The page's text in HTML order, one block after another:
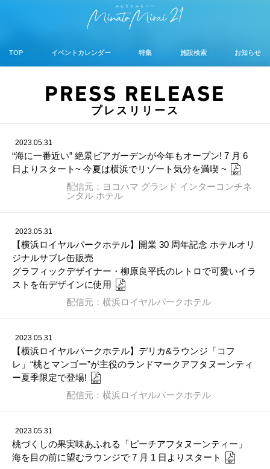
TOP イベントカレンダー 特集 施設検索 お知らせ
PRESS RELEASE
プレスリリース
2023.05.31
“海に一番近い” 絶景ビアガーデンが今年もオープン! 7 月 6
日よりスタート~ 今夏は横浜でリゾート気分を満喫 ~
配信元：ヨコハマ グランド インターコンチネ
ンタル ホテル
2023.05.31
【横浜ロイヤルパークホテル】開業 30 周年記念 ホテルオリ
ジナルサブレ缶販売
グラフィックデザイナー・柳原良平氏のレトロで可愛いイラ
ストを缶デザインに使用
配信元：横浜ロイヤルパークホテル
2023.05.31
【横浜ロイヤルパークホテル】デリカ&ラウンジ「コフ
レ」“桃とマンゴー”が主役のランドマークアフタヌーンティ
ー夏季限定で登場!
配信元：横浜ロイヤルパークホテル
2023.05.31
桃づくしの果実味あふれる「ピーチアフタヌーンティー」
海を目の前に望むラウンジで 7 月 1 日よりスタート